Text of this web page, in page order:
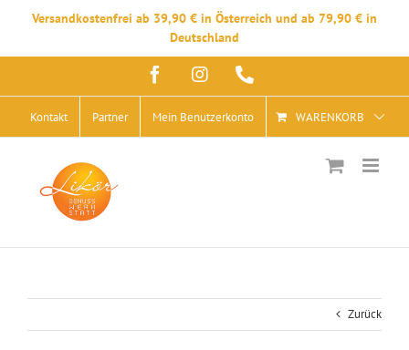
Versandkostenfrei ab 39,90 € in Österreich und ab 79,90 € in
Deutschland
springen
FacebookInstagram
Kontakt Partner Mein Benutzerkonto WARENKORB
Zurück